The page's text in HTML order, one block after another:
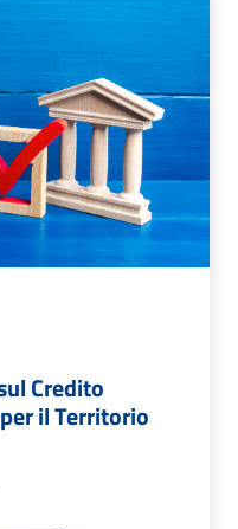
Credito
il Territorio